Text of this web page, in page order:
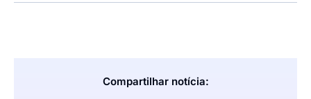
Compartilhar notícia: